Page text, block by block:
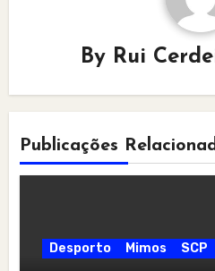
By Rui
Publicações
Desporto Mimos SCP